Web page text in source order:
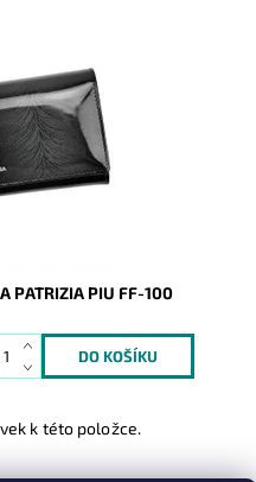
či tisu. V
PATRIZIA PIU FF-100
k této položce.